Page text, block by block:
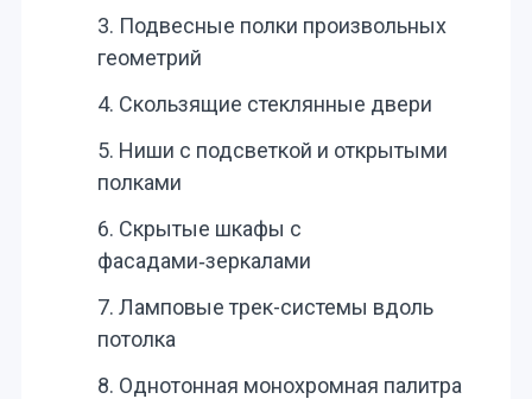
3. Подвесные полки произвольных
геометрий
4. Скользящие стеклянные двери
5. Ниши с подсветкой и открытыми
полками
6. Скрытые шкафы с
фасадами‑зеркалами
7. Ламповые трек-системы вдоль
потолка
8. Однотонная монохромная палитра